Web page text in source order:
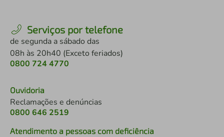
Serviços por telefone
de segunda a sábado das
08h às 20h40 (Exceto feriados)
0800 724 4770
Ouvidoria
Reclamações e denúncias
0800 646 2519
Atendimento a pessoas com deficiência